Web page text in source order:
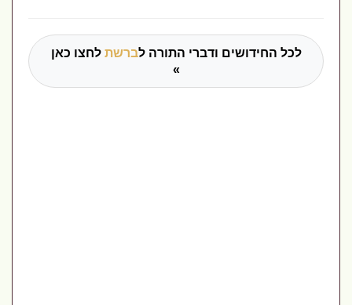
לכל החידושים ודברי התורה לברשתלחצו כאן